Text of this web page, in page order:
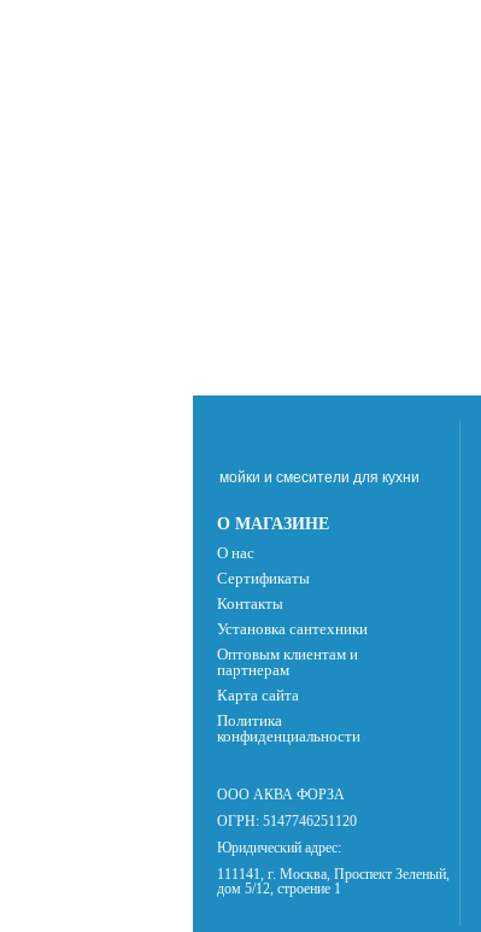
мойки и смесители для кухни
О МАГАЗИНЕ
О нас
Сертификаты
Контакты
Установка сантехники
Оптовым клиентам и
партнерам
Карта сайта
Политика
конфиденциальности
ООО АКВА ФОРЗА
ОГРН: 5147746251120
Юридический адрес:
111141, г. Москва, Проспект Зеленый,
дом 5/12, строение 1